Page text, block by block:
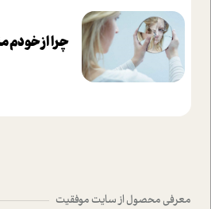
چرا از خودم
معرفی محصول از سایت موفقیت